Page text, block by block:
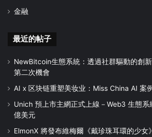
金融
最近的帖子
NewBitcoin生態系統：透過社群驅動的創
第二次機會
AI x 区块链重塑美妆业：Miss China AI 案
Unich 預上市主網正式上線－Web3 生態
億美元
ElmonX 將發布維梅爾《戴珍珠耳環的少女